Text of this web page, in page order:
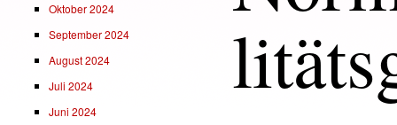
Oktober 2024
September 2024
August 2024
Juli 2024
Juni 2024